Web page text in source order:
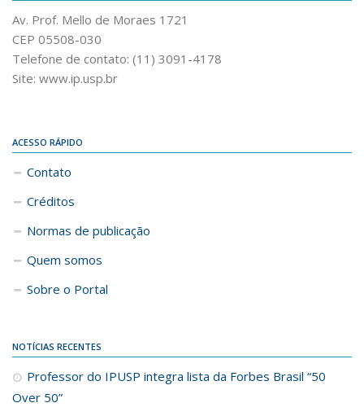
Av. Prof. Mello de Moraes 1721
CEP 05508-030
Telefone de contato: (11) 3091-4178
Site: www.ip.usp.br
ACESSO RÁPIDO
Contato
Créditos
Normas de publicação
Quem somos
Sobre o Portal
NOTÍCIAS RECENTES
Professor do IPUSP integra lista da Forbes Brasil “50
Over 50”